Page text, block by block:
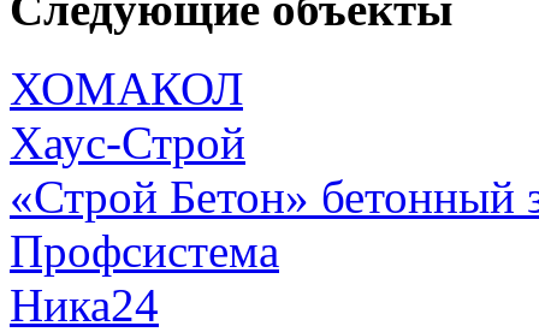
ХОМАКОЛ
Хаус-Строй
«Строй Бетон» бетонный
Профсистема
Ника24